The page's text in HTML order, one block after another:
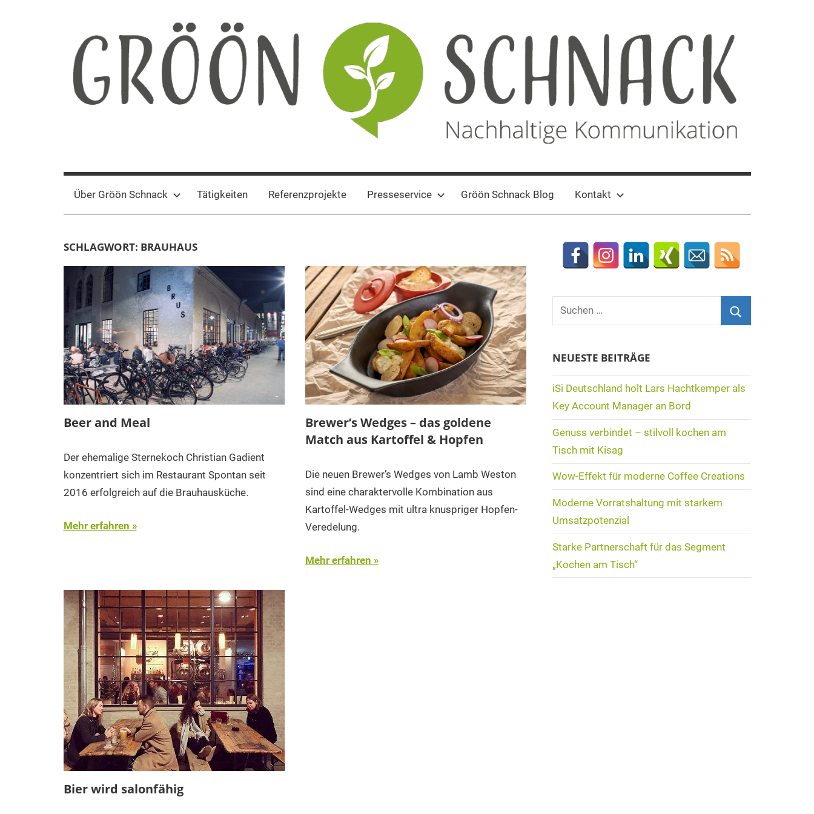
Gröön
Schnack
Kommunikation
Über Gröön Schnack Tätigkeiten Referenzprojekte Presseservice Gröön Schnack Blog Kontakt
SCHLAGWORT: BRAUHAUS
Beer and Meal
Der ehemalige Sternekoch Christian Gadient
konzentriert sich im Restaurant Spontan seit
2016 erfolgreich auf die Brauhausküche.
Mehr erfahren
Brewer’s Wedges – das goldene
Match aus Kartoffel & Hopfen
Die neuen Brewer’s Wedges von Lamb Weston
sind eine charaktervolle Kombination aus
Kartoffel-Wedges mit ultra knuspriger Hopfen-
Veredelung.
Mehr erfahren
Bier wird salonfähig
Suchen
NEUESTE BEITRÄGE
iSi Deutschland holt Lars Hachtkemper als
Key Account Manager an Bord
Genuss verbindet – stilvoll kochen am
Tisch mit Kisag
Wow-Effekt für moderne Coffee Creations
Moderne Vorratshaltung mit starkem
Umsatzpotenzial
Starke Partnerschaft für das Segment
„Kochen am Tisch“